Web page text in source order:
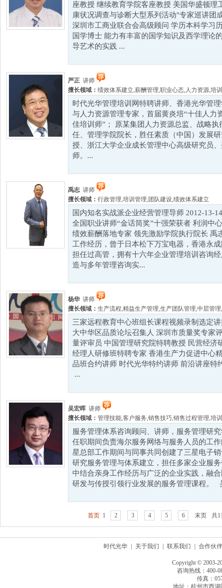
座教授 继续教育学院客座教授 美国华盛顿理
康状况调查与诊断大型系列活动"专家巡讲团
深圳市工商业联合会高级顾问 学历本科学习
国学博士 能力有丰富的国学知识及西学理论
导艺术的实践 ...
严正 讲师
擅长领域： 绩效体系建立,薪酬管理,职业心态, 人力资源,培
时代光华管理培训网特聘讲师、香港光华管
与人力资源管理专家，首届黄炎培“十佳人力
佳培训师”； 原某集团人力资源总监、战略
任、管理学院院长，胜任素质（中国）发展
授、浙江大学企业成长管理中心高级研究员
师。...
禹志 讲师
擅长领域： 行政管理,培训管理, 团队建设,绩效体系建立
国内知名实战派企业经营管理导师 2012-13-
全国职业讲师“金话筒奖”十强荣获者 利润中
绩效薪酬落地专家 领先激励学院执行院长 禹
工作经历，曾于日本松下万宝电器，香港永
担任过高管，拥有十六年企业管理培训咨询
造与多年管理咨询实...
杨华 讲师
擅长领域： 生产流程,精益生产管理,生产团队管理,中层管理,
三家远程教育中心班组长课程视频录制选定
大中华区品质论坛召集人 深圳市质量奖专家
量评审员 中国管理研究院特聘教授 民营经济
经理人研修班特聘专家 香港生产力促进中心
品班合约讲师 时代光华特约讲师 前沿讲座特
...
吴宏晖 讲师
擅长领域： 管理技能,客户服务,销售技巧,销售过程管理,培
服务管理体系咨询顾问、讲师，服务管理研
任职期间负责海尔服务网络与服务人员的工
星总部工作期间与同事共同创建了三星电子
研究服务管理与体系建立，担任多家企业服
中结合亲身工作经历与广泛的企业实践，融
研发与传授引领行业发展的服务管理课程。
首页 1 2 3 4 5 6 末页 共
时代光华 关于我们 联系我们 合作伙伴
Copyright © 2003-
咨询热线：400-
传真：
地址：杭州市西